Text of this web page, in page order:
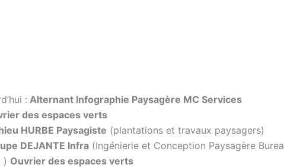
: Alternant Infographie Paysagère MC Services
des espaces verts
HURBE Paysagiste (plantations et travaux paysagers)
DEJANTE Infra (Ingénierie et Conception Paysagère
) Ouvrier des espaces verts